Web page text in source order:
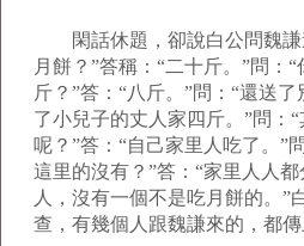
閑話休題，卻說白公問魏謙
月餅？”答稱：“二十斤。”問：
斤？”答：“八斤。”問：“還送
了小兒子的丈人家四斤。”問：
呢？”答：“自己家里人吃了。”
這里的沒有？”答：“家里人人
人，沒有一個不是吃月餅的。”
查，有幾個人跟魏謙來的，都